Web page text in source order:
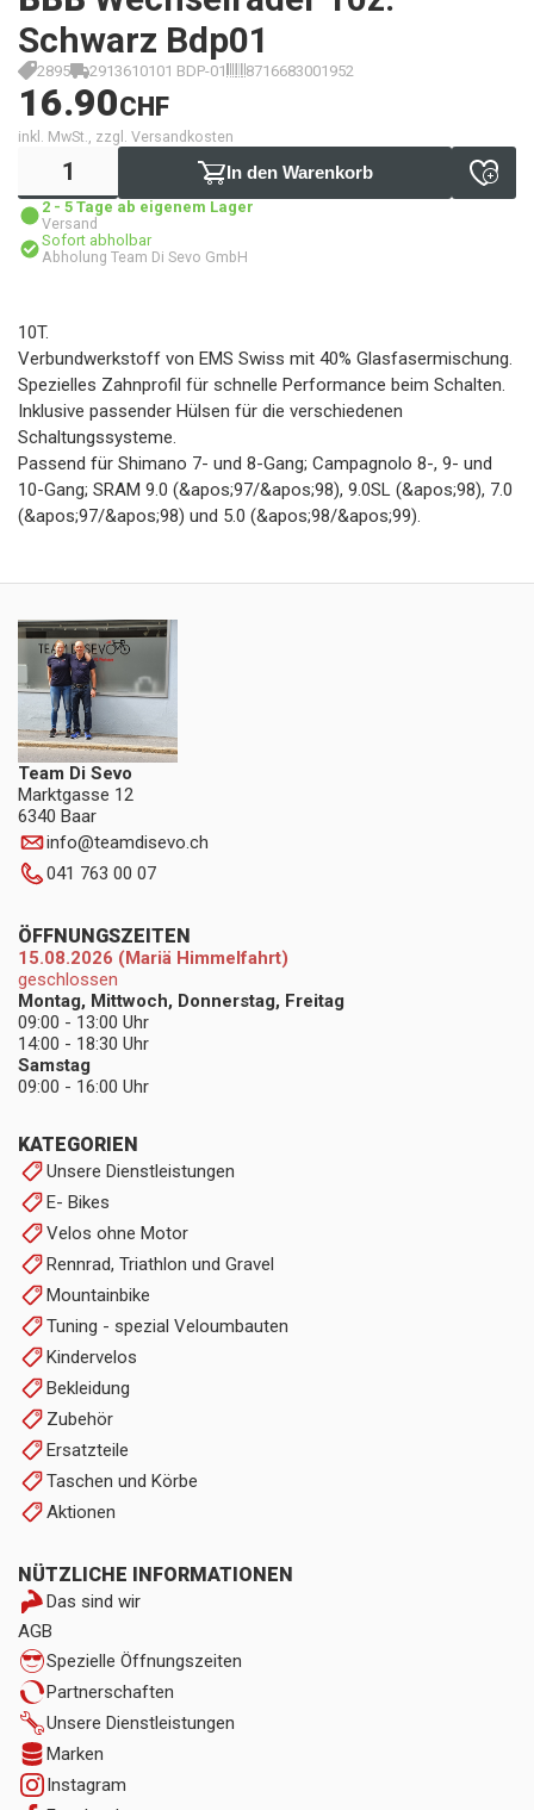
Schwarz Bdp01
2895 2913610101 BDP-01 8716683001952
16.90CHF
inkl. MwSt., zzgl. Versandkosten
In den Warenkorb
2 - 5 Tage ab eigenem Lager
Versand
Sofort abholbar
Abholung Team Di Sevo GmbH
10T.
Verbundwerkstoff von EMS Swiss mit 40% Glasfasermischung.
Spezielles Zahnprofil für schnelle Performance beim Schalten.
Inklusive passender Hülsen für die verschiedenen
Schaltungssysteme.
Passend für Shimano 7- und 8-Gang; Campagnolo 8-, 9- und
10-Gang; SRAM 9.0 (&apos;97/&apos;98), 9.0SL (&apos;98), 7.0
(&apos;97/&apos;98) und 5.0 (&apos;98/&apos;99).
Team Di Sevo
Marktgasse 12
6340 Baar
info@teamdisevo.ch
041 763 00 07
KATEGORIEN
Unsere Dienstleistungen
E- Bikes
Velos ohne Motor
Rennrad, Triathlon und Gravel
Mountainbike
Tuning - spezial Veloumbauten
Kindervelos
Bekleidung
Zubehör
Ersatzteile
Taschen und Körbe
Aktionen
NÜTZLICHE INFORMATIONEN
Das sind wir
AGB
Spezielle Öffnungszeiten
Partnerschaften
Unsere Dienstleistungen
Marken
Instagram
ÖFFNUNGSZEITEN
15.08.2026 (Mariä Himmelfahrt)
geschlossen
Montag, Mittwoch, Donnerstag, Freitag
09:00 - 13:00 Uhr
14:00 - 18:30 Uhr
Samstag
09:00 - 16:00 Uhr